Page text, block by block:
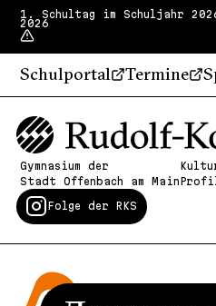
1. Schultag im Schuljahr
2026
Schulportal Termine
Gymnasium der
Stadt Offenbach am Main
Folge der RKS